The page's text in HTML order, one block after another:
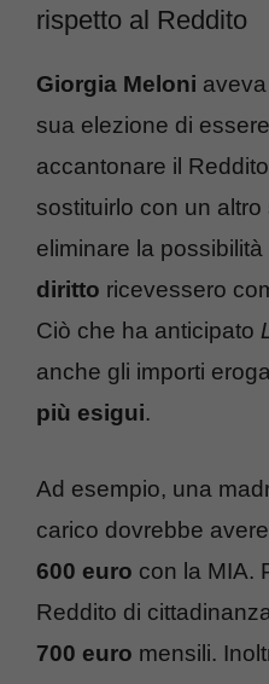
rispetto al Reddito
Giorgia Meloni
sua elezione di
accantonare il
sostituirlo con un
eliminare la possibilità
diritto ricevessero
Ciò che ha anticipato
anche gli importi
più esigui.
Ad esempio, una
carico dovrebbe
600 euro con la MIA.
Reddito di
700 euro mensili.